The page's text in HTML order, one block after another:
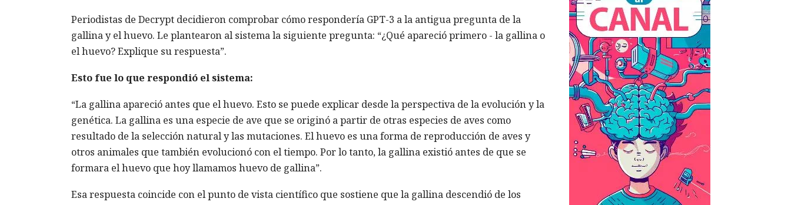
Periodistas de Decrypt decidieron comprobar cómo respondería GPT-3 a la antigua pregunta de la
gallina y el huevo. Le plantearon al sistema la siguiente pregunta: “¿Qué apareció primero - la gallina o
el huevo? Explique su respuesta”.
Esto fue lo que respondió el sistema:
“La gallina apareció antes que el huevo. Esto se puede explicar desde la perspectiva de la evolución y la
genética. La gallina es una especie de ave que se originó a partir de otras especies de aves como
resultado de la selección natural y las mutaciones. El huevo es una forma de reproducción de aves y
otros animales que también evolucionó con el tiempo. Por lo tanto, la gallina existió antes de que se
formara el huevo que hoy llamamos huevo de gallina”.
Esa respuesta coincide con el punto de vista científico que sostiene que la gallina descendió de los